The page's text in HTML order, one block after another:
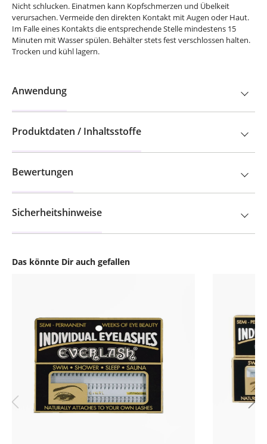
Das könnte Dir auch gefallen
Nicht schlucken. Einatmen kann Kopfschmerzen und Übelkeit
verursachen. Vermeide den direkten Kontakt mit Augen oder Haut.
Im Falle eines Kontakts die entsprechende Stelle mindestens 15
Minuten mit Wasser spülen. Behälter stets fest verschlossen halten.
Trocken und kühl lagern.
Anwendung
Produktdaten / Inhaltsstoffe
Bewertungen
Sicherheitshinweise